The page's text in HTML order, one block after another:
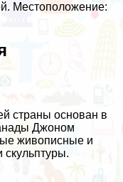
Местоположение:
страны основан в
Джоном
живописные и